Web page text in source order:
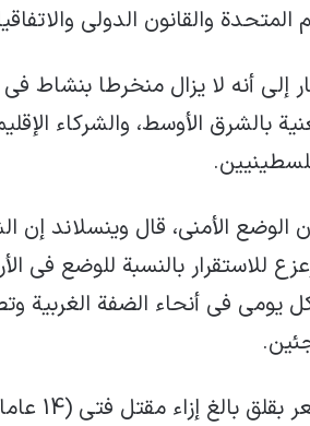
المتحدة والقانون الدولي
إلى أنه لا يزال منخرطا بنشاط
بالشرق الأوسط، والشركاء
الوضع الأمني، قال وينسلاند إن
للاستقرار بالنسبة للوضع في
يومي في أنحاء الضفة الغربية